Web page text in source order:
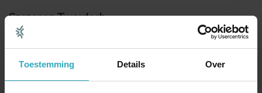
Toestemming Details Over
Szczepan Twardoch
Meer boeken van deze auteur
29,
90
Je bestelt en rekent af bij: